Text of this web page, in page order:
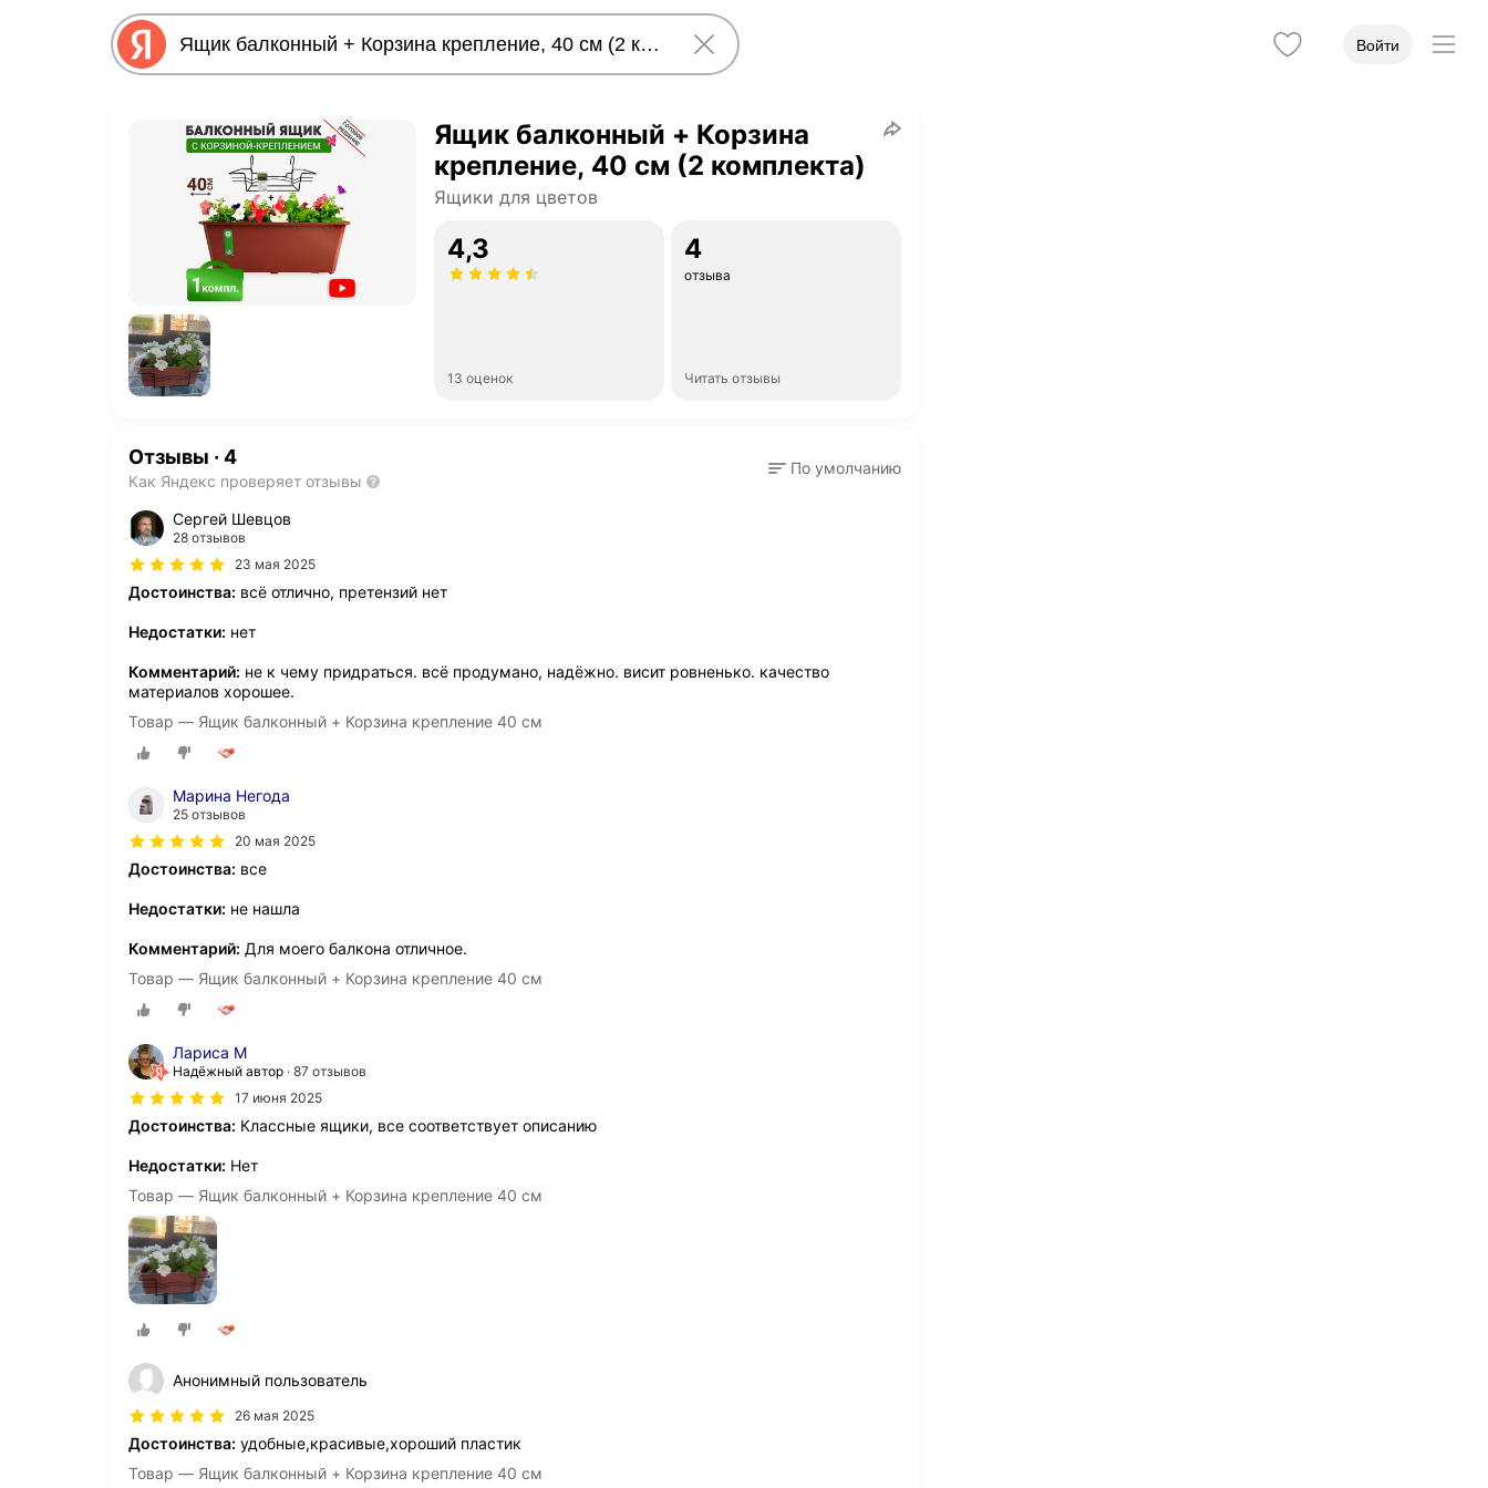
Войти
Ящик балконный + Корзина
крепление, 40 см (2 комплекта)
Ящики для цветов
4,3
13 оценок
4
отзыва
Читать отзывы
Отзывы · 4
Как Яндекс проверяет отзывы
По умолчанию
Сергей Шевцов
28 отзывов
23 мая 2025
Достоинства: всё отлично, претензий нет
Недостатки: нет
Комментарий: не к чему придраться. всё продумано, надёжно. висит ровненько. качество
материалов хорошее.
Товар — Ящик балконный + Корзина крепление 40 см
Марина Негода
25 отзывов
20 мая 2025
Достоинства: все
Недостатки: не нашла
Комментарий: Для моего балкона отличное.
Товар — Ящик балконный + Корзина крепление 40 см
Лариса М
Надёжный автор 87 отзывов
17 июня 2025
Достоинства: Классные ящики, все соответствует описанию
Недостатки: Нет
Товар — Ящик балконный + Корзина крепление 40 см
Анонимный пользователь
26 мая 2025
Достоинства: удобные,красивые,хороший пластик
Товар — Ящик балконный + Корзина крепление 40 см